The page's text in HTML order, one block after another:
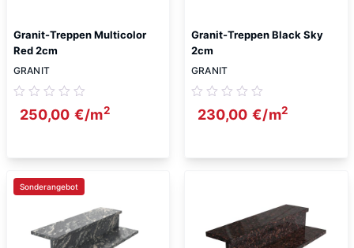
Granit-Treppen Multicolor
Red 2cm
GRANIT
250,00 €/m2
Granit-Treppen Black Sky
2cm
GRANIT
230,00 €/m2
Sonderangebot